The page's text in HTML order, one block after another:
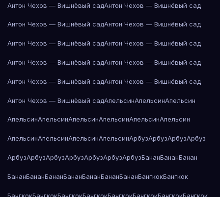
Антон Чехов — Вишнёвый садАнтон Чехов — Вишнёвый сад
Антон Чехов — Вишнёвый садАнтон Чехов — Вишнёвый сад
Антон Чехов — Вишнёвый садАнтон Чехов — Вишнёвый сад
Антон Чехов — Вишнёвый садАнтон Чехов — Вишнёвый сад
Антон Чехов — Вишнёвый садАнтон Чехов — Вишнёвый сад
Антон Чехов — Вишнёвый садАпельсинАпельсинАпельсин
АпельсинАпельсинАпельсинАпельсинАпельсинАпельсин
АпельсинАпельсинАпельсинАпельсинАрбузАрбузАрбузАрбуз
АрбузАрбузАрбузАрбузАрбузАрбузАрбузБананБананБанан
БананБананБананБананБананБананБананБангкокБангкок
БангкокБангкокБангкокБангкокБангкокБангкокБангкокБангкок